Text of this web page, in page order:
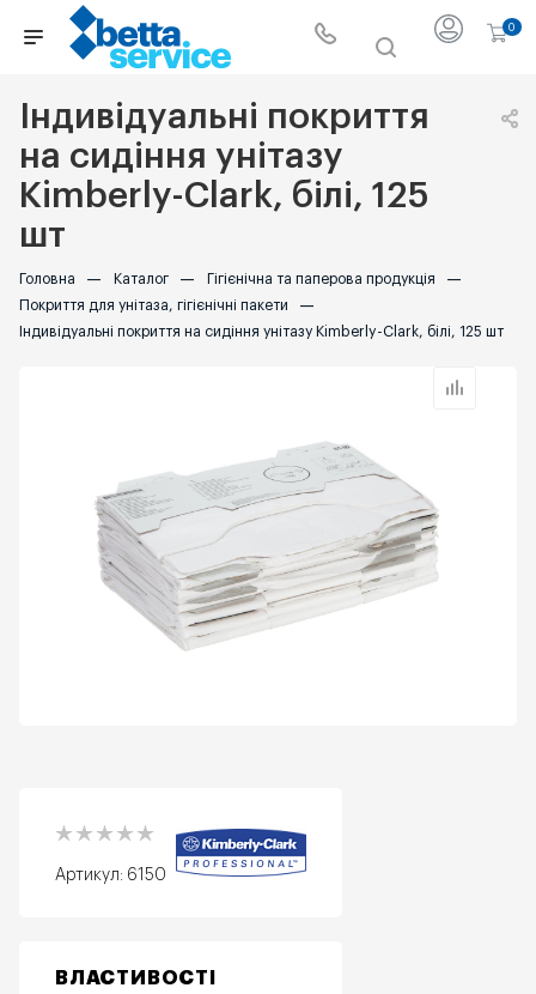
0
Індивідуальні покриття
на сидіння унітазу
Kimberly-Clark, білі, 125
шт
Головна — Каталог — Гігієнічна та паперова продукція —
Покриття для унітаза, гігієнічні пакети —
Індивідуальні покриття на сидіння унітазу Kimberly-Clark, білі, 125 шт
Артикул: 6150
ВЛАСТИВОСТІ